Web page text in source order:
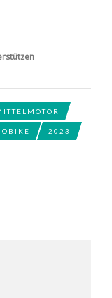
2023